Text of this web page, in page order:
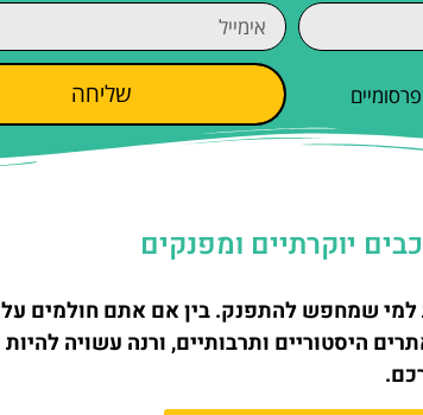
שליחה
למי שמחפש להתפנק. בין אם אתם חולמים
היסטוריים ותרבותיים, ורנה עשויה